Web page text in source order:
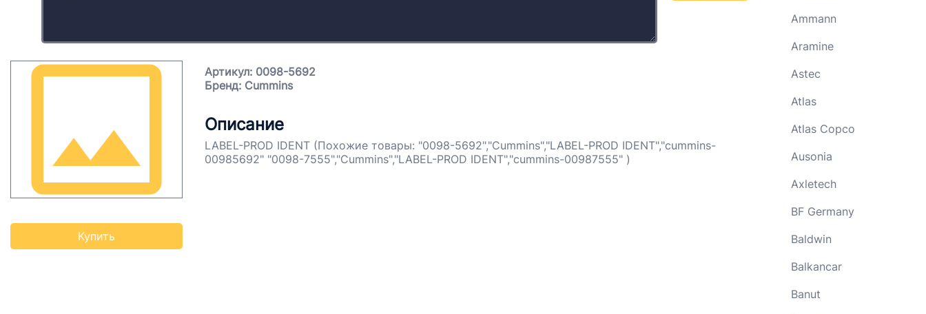
Артикул: 0098-5692
Бренд: Cummins
Описание
LABEL-PROD IDENT (Похожие товары: "0098-5692","Cummins","LABEL-PROD IDENT","cummins-
00985692" "0098-7555","Cummins","LABEL-PROD IDENT","cummins-00987555" )
Купить
Ammann
Aramine
Astec
Atlas
Atlas Copco
Ausonia
Axletech
BF Germany
Baldwin
Balkancar
Banut